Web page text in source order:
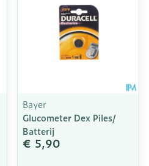
Bayer
Glucometer Dex Piles/
Batterij
€ 5,90